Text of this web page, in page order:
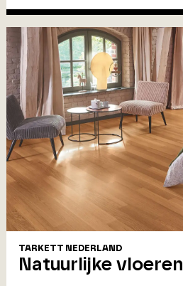
TARKETT NEDERLAND
Natuurlijke vloeren